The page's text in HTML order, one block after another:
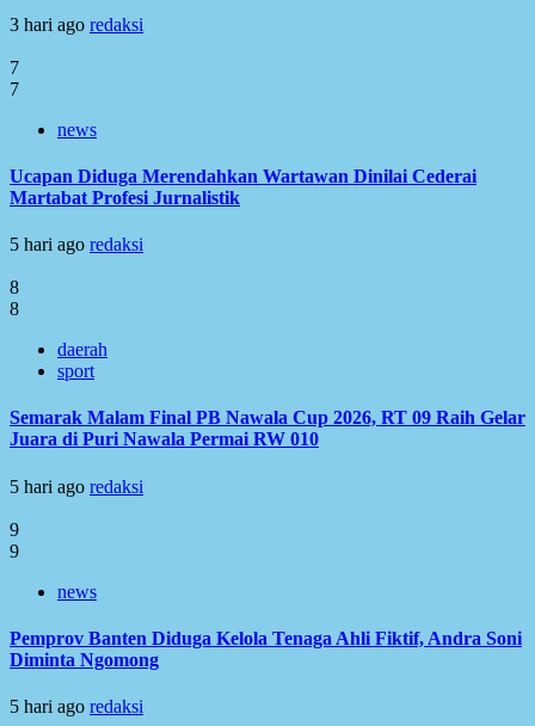
3 hari ago redaksi
7
7
news
Ucapan Diduga Merendahkan Wartawan Dinilai Cederai
Martabat Profesi Jurnalistik
5 hari ago redaksi
8
8
daerah
sport
Semarak Malam Final PB Nawala Cup 2026, RT 09 Raih Gelar
Juara di Puri Nawala Permai RW 010
5 hari ago redaksi
9
9
news
Pemprov Banten Diduga Kelola Tenaga Ahli Fiktif, Andra Soni
Diminta Ngomong
5 hari ago redaksi